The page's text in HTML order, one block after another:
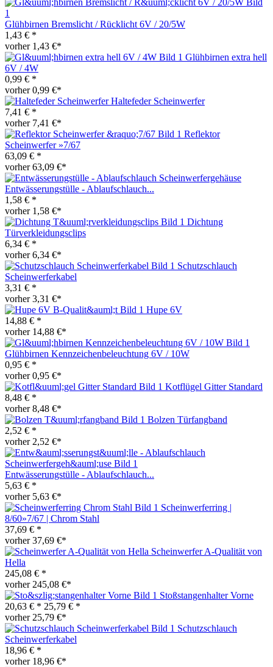
Glühbirnen Bremslicht / Rücklicht 6V / 20/5W
1,43 € *
vorher 1,43 €*
Glühbirnen extra hell
6V / 4W
0,99 € *
vorher 0,99 €*
Haltefeder Scheinwerfer
7,41 € *
vorher 7,41 €*
Reflektor
Scheinwerfer »7/67
63,09 € *
vorher 63,09 €*
Entwässerungstülle - Ablaufschlauch...
1,58 € *
vorher 1,58 €*
Dichtung
Türverkleidungsclips
6,34 € *
vorher 6,34 €*
Schutzschlauch
Scheinwerferkabel
3,31 € *
vorher 3,31 €*
Hupe 6V
14,88 € *
vorher 14,88 €*
Glühbirnen Kennzeichenbeleuchtung 6V / 10W
0,95 € *
vorher 0,95 €*
Kotflügel Gitter Standard
8,48 € *
vorher 8,48 €*
Bolzen Türfangband
2,52 € *
vorher 2,52 €*
Entwässerungstülle - Ablaufschlauch...
5,63 € *
vorher 5,63 €*
Scheinwerferring |
8/60»7/67 | Chrom Stahl
37,69 € *
vorher 37,69 €*
Scheinwerfer A-Qualität von
Hella
245,08 € *
vorher 245,08 €*
Stoßstangenhalter Vorne
20,63 € * 25,79 € *
vorher 25,79 €*
Schutzschlauch
Scheinwerferkabel
18,96 € *
vorher 18,96 €*